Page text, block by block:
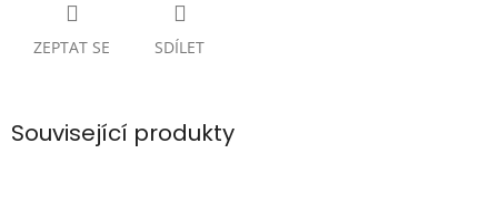
ZEPTAT SE SDÍLET
Související produkty